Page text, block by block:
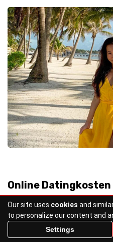
Online Datingkosten
Filipijnse vrouwen
postorderbruiden
Our site uses cookies and
to personalize our content and
Settings